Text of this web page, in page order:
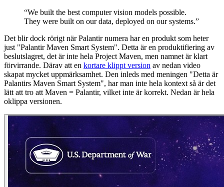
“We built the best computer vision models possible.
They were built on our data, deployed on our systems.”
Det blir dock rörigt när Palantir numera har en produkt som heter
just "Palantir Maven Smart System". Detta är en produktifiering av
beslutslagret, det är inte hela Project Maven, men namnet är klart
förvirrande. Därav att en kortare klippt version av nedan video
skapat mycket uppmärksamhet. Den inleds med meningen "Detta är
Palantirs Maven Smart System", har man inte hela kontext så är det
lätt att tro att Maven = Palantir, vilket inte är korrekt. Nedan är hela
oklippa versionen.